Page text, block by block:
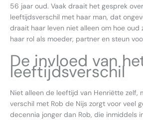
56 jaar oud. Vaak draait het gesprek
leeftijdsverschil met haar man, dat
draait haar leven niet alleen om hoe oud
haar rol als moeder, partner en steun
De invloed van
leeftijdsverschil
Niet alleen de leeftijd van Henriëtte zelf,
verschil met Rob de Nijs zorgt voor veel
decennia jonger dan Rob, die inmiddels